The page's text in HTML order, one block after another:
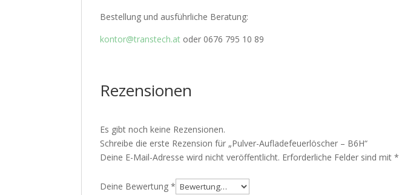
Bestellung und ausführliche Beratung:
kontor@transtech.at oder 0676 795 10 89
Rezensionen
Es gibt noch keine Rezensionen.
Schreibe die erste Rezension für „Pulver-Aufladefeuerlöscher – B6H“
Deine E-Mail-Adresse wird nicht veröffentlicht. Erforderliche Felder sind mit*
Deine Bewertung*